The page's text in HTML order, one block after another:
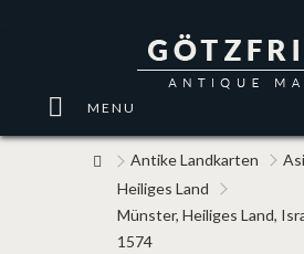
MENU
Antike Landkarten
Heiliges Land
Münster, Heiliges Land,
1574